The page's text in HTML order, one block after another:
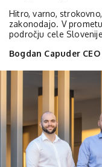
Hitro, varno,
zakonodajo. ​V
področju cele
Bogdan Capuder